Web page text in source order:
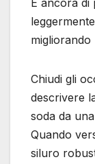
È ancora di
Chiudi gli
descrivere
soda da
Quando
siluro